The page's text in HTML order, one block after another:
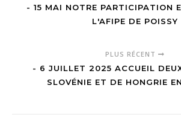
- 15 MAI NOTRE PARTICIPATION
L'AFIPE DE POISSY
PLUS RÉCENT
- 6 JUILLET 2025 ACCUEIL
SLOVÉNIE ET DE HONGRIE